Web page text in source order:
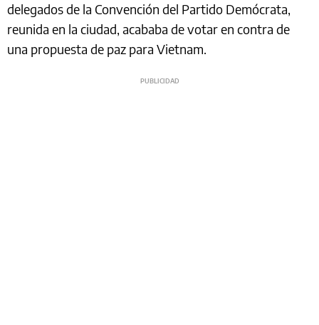
delegados de la Convención del Partido Demócrata,
reunida en la ciudad, acababa de votar en contra de
una propuesta de paz para Vietnam.